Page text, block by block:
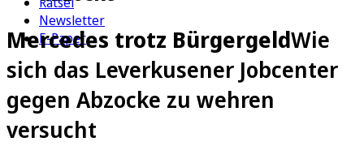
Newsletter
E-Paper
Mercedes trotz BürgergeldWie
sich das Leverkusener Jobcenter
gegen Abzocke zu wehren
versucht